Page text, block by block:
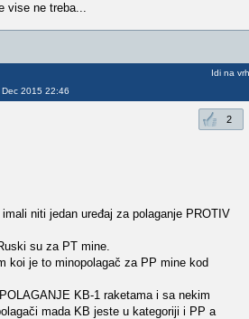
vise ne treba...
2015 22:46
Idi na vrh
2
niti jedan uređaj za polaganje PROTIV
su za PT mine.
koi je to minopolagač za PP mine kod
KB-1 raketama i sa nekim
mada KB jeste u kategoriji i PP a